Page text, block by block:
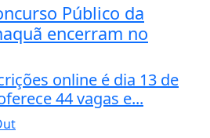
Público da
encerram no
online é dia 13 de
44 vagas e...